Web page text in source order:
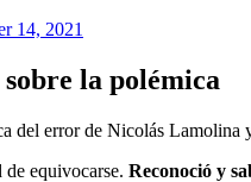
14, 2021
la polémica
del error de Nicolás Lamolina
equivocarse. Reconoció y